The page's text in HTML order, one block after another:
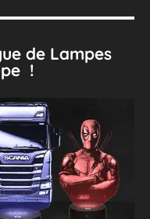
de Lampes
!